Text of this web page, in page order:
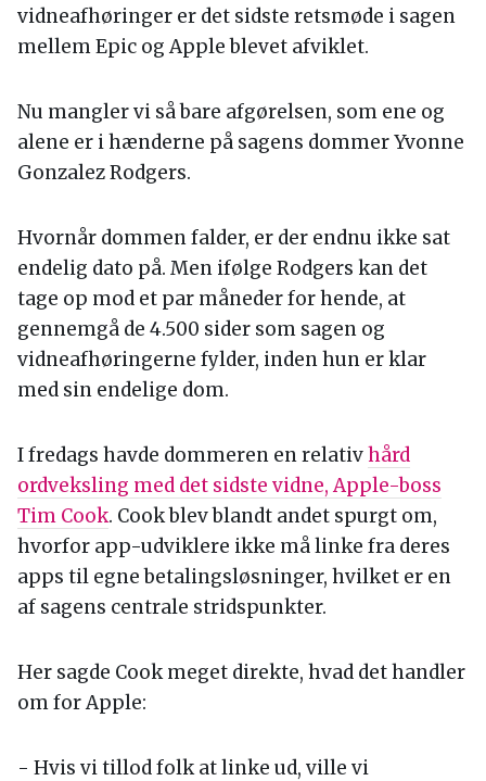
vidneafhøringer er det sidste retsmøde i sagen
mellem Epic og Apple blevet afviklet.
Nu mangler vi så bare afgørelsen, som ene og
alene er i hænderne på sagens dommer Yvonne
Gonzalez Rodgers.
Hvornår dommen falder, er der endnu ikke sat
endelig dato på. Men ifølge Rodgers kan det
tage op mod et par måneder for hende, at
gennemgå de 4.500 sider som sagen og
vidneafhøringerne fylder, inden hun er klar
med sin endelige dom.
I fredags havde dommeren en relativhård
ordveksling med det sidste vidne, Apple-boss
Tim Cook. Cook blev blandt andet spurgt om,
hvorfor app-udviklere ikke må linke fra deres
apps til egne betalingsløsninger, hvilket er en
af sagens centrale stridspunkter.
Her sagde Cook meget direkte, hvad det handler
om for Apple:
- Hvis vi tillod folk at linke ud, ville vi